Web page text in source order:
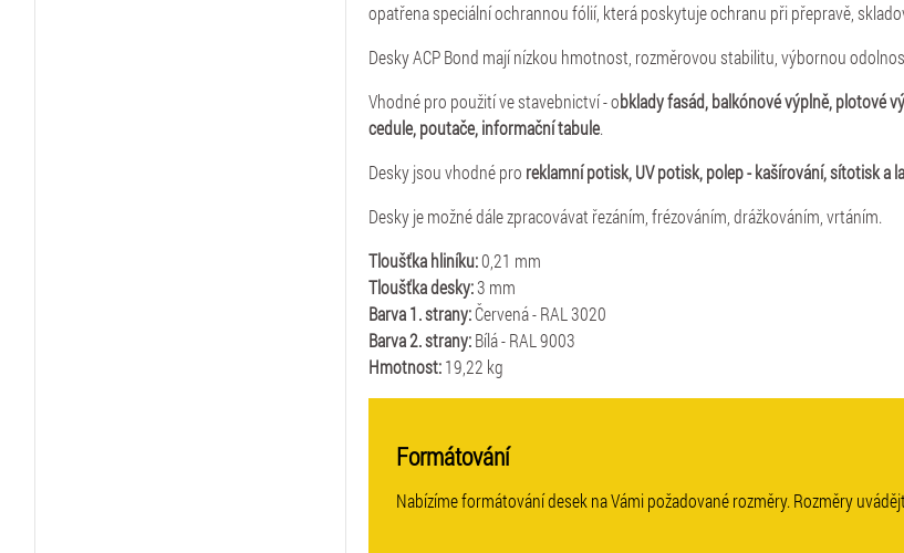
opatřena speciální ochrannou fólií, která poskytuje ochranu při přepravě,
Desky ACP Bond mají nízkou hmotnost, rozměrovou stabilitu, výbornou
Vhodné pro použití ve stavebnictví - obklady fasád, balkónové výplně, plotové
cedule, poutače, informační tabule.
Desky jsou vhodné pro reklamní potisk, UV potisk, polep - kašírování, sítotisk a
Desky je možné dále zpracovávat řezáním, frézováním, drážkováním, vrtáním.
Tloušťka hliníku:0,21 mm
Tloušťka desky:3 mm
Barva 1. strany:Červená - RAL 3020
Barva 2. strany:Bílá - RAL 9003
Hmotnost:19,22 kg
Formátování
Nabízíme formátování desek na Vámi požadované rozměry. Rozměry